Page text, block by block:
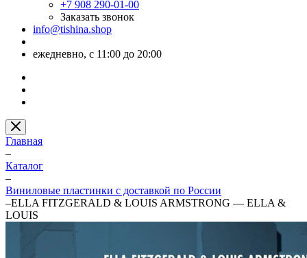
+7 908 290-01-00
Заказать звонок
info@tishina.shop
ежедневно, с 11:00 до 20:00
Главная
–
Каталог
–
Виниловые пластинки с доставкой по России
–ELLA FITZGERALD & LOUIS ARMSTRONG — ELLA &
LOUIS